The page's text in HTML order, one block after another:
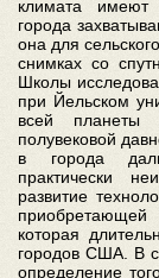
климата
города
она для
снимках со
Школы
при Йельском
всей планеты
полувековой
в города
практически
развитие
которая
городов США. В
определение